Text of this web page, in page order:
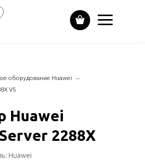
оборудование Huawei →
V5
Huawei
2288X
Huawei